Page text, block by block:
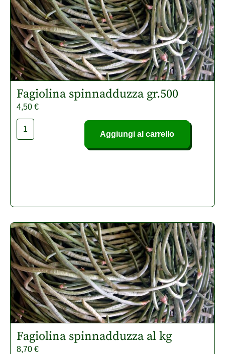
Fagiolina spinnadduzza gr.500
4,50 €
Aggiungi al carrello
Fagiolina spinnadduzza al kg
8,70 €